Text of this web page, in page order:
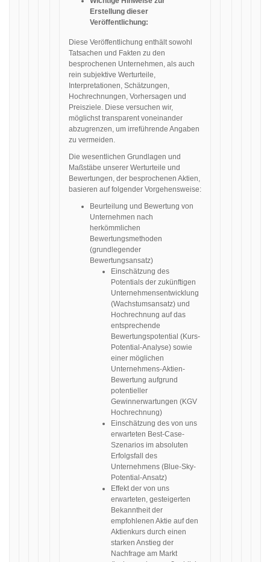
Erstellung dieser
Veröffentlichung:
Diese Veröffentlichung enthält sowohl
Tatsachen und Fakten zu den
besprochenen Unternehmen, als auch
rein subjektive Werturteile,
Interpretationen, Schätzungen,
Hochrechnungen, Vorhersagen und
Preisziele. Diese versuchen wir,
möglichst transparent voneinander
abzugrenzen, um irreführende Angaben
zu vermeiden.
Die wesentlichen Grundlagen und
Maßstäbe unserer Werturteile und
Bewertungen, der besprochenen Aktien,
basieren auf folgender Vorgehensweise:
Beurteilung und Bewertung von
Unternehmen nach
herkömmlichen
Bewertungsmethoden
(grundlegender
Bewertungsansatz)
Einschätzung des
Potentials der zukünftigen
Unternehmensentwicklung
(Wachstumsansatz) und
Hochrechnung auf das
entsprechende
Bewertungspotential (Kurs-
Potential-Analyse) sowie
einer möglichen
Unternehmens-Aktien-
Bewertung aufgrund
potentieller
Gewinnerwartungen (KGV
Hochrechnung)
Einschätzung des von uns
erwarteten Best-Case-
Szenarios im absoluten
Erfolgsfall des
Unternehmens (Blue-Sky-
Potential-Ansatz)
Effekt der von uns
erwarteten, gesteigerten
Bekanntheit der
empfohlenen Aktie auf den
Aktienkurs durch einen
starken Anstieg der
Nachfrage am Markt